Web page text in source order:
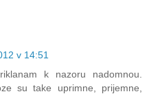
v 14:51
k nazoru nadomnou.
su take uprimne, prijemne,